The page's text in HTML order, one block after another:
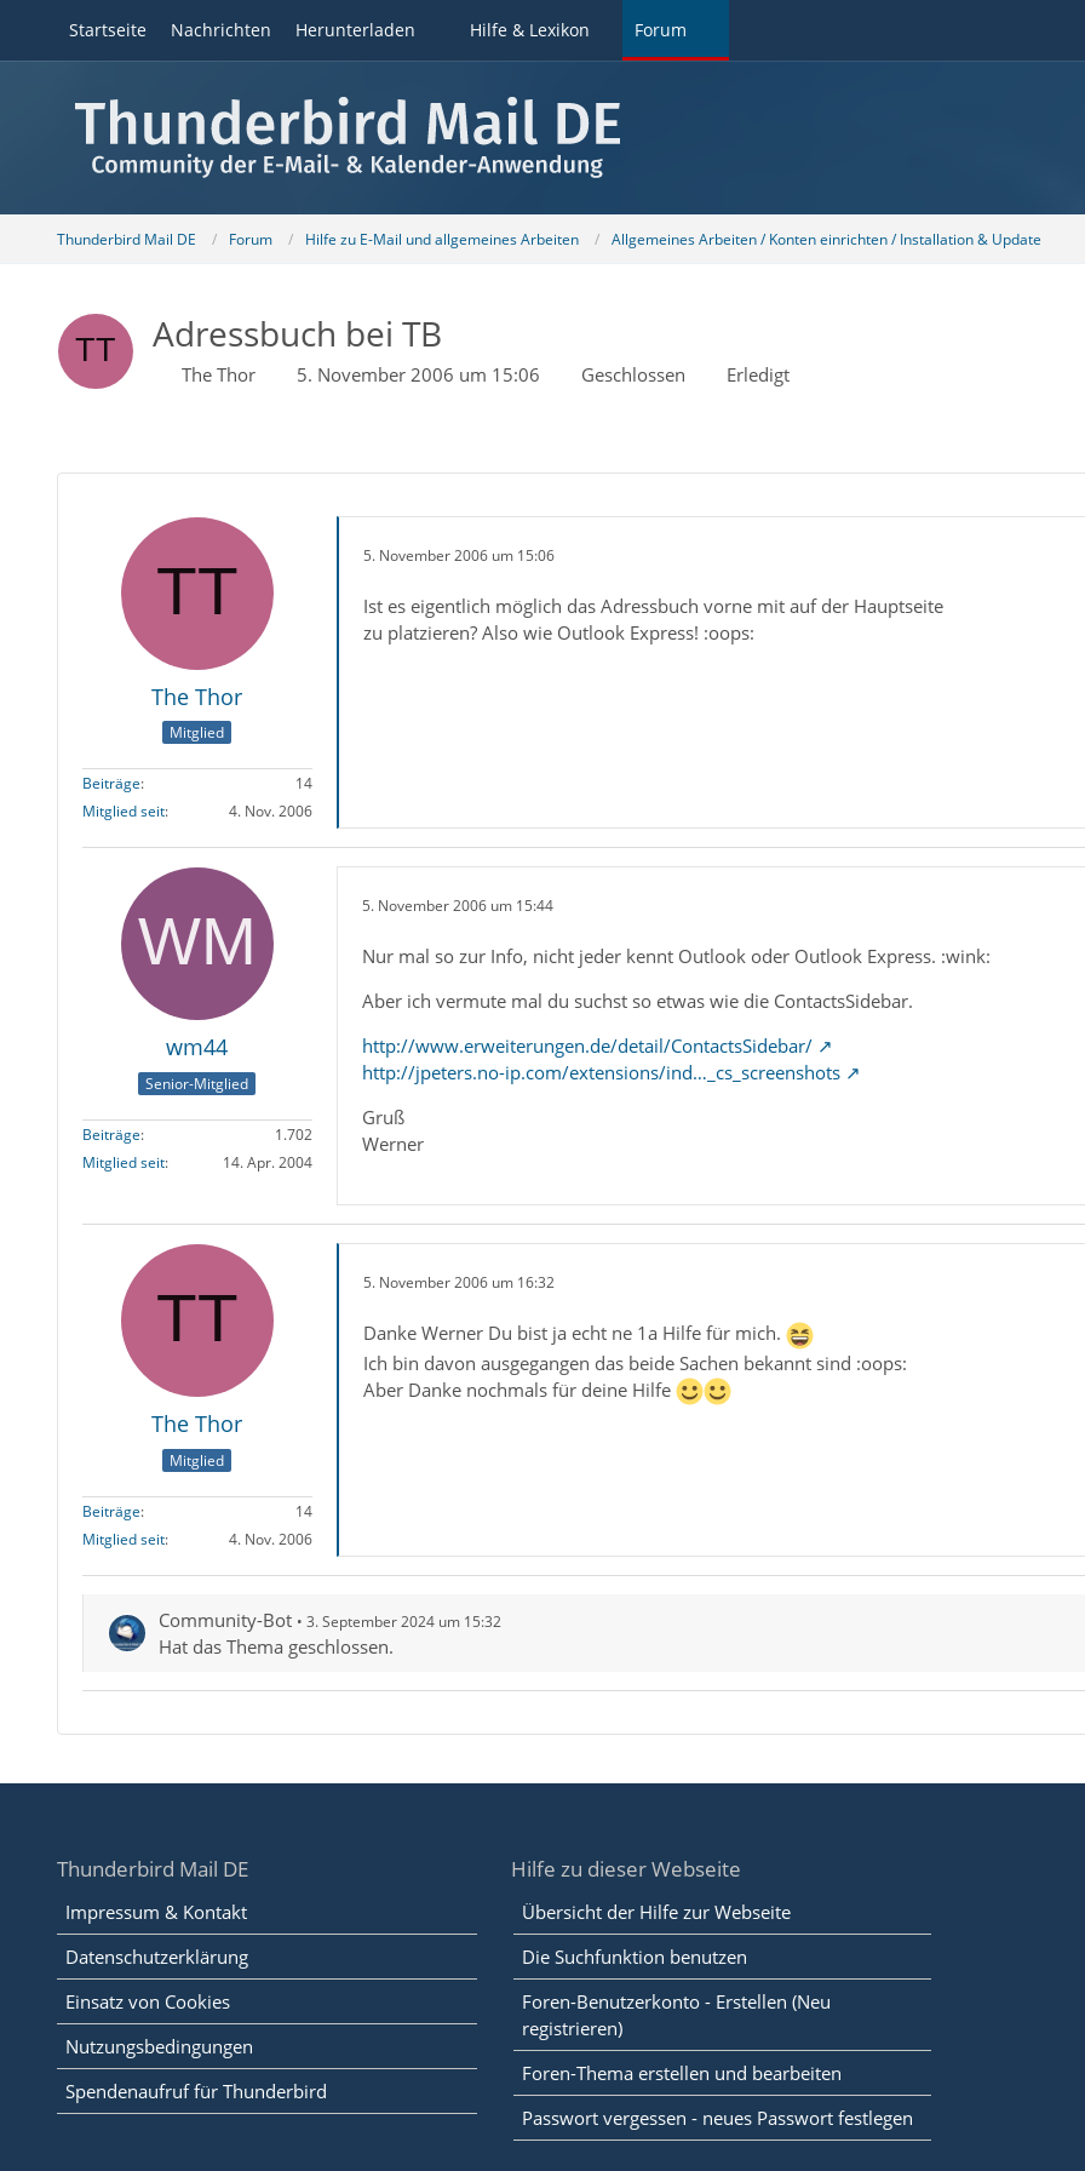
Startseite Nachrichten Herunterladen Hilfe & Lexikon Forum
Thunderbird Mail DE Forum Hilfe zu E-Mail und allgemeines Arbeiten Allgemeines Arbeiten / Konten einrichten / Installation & Update
Adressbuch bei TB
The Thor 5. November 2006 um 15:06 Geschlossen Erledigt
The Thor
Mitglied
Beiträge
14
Mitglied seit
4. Nov. 2006
5. November 2006 um 15:06
Ist es eigentlich möglich das Adressbuch vorne mit auf der Hauptseite
zu platzieren? Also wie Outlook Express! :oops:
wm44
Senior-Mitglied
Beiträge
1.702
Mitglied seit
14. Apr. 2004
5. November 2006 um 15:44
Nur mal so zur Info, nicht jeder kennt Outlook oder Outlook Express. :wink:
Aber ich vermute mal du suchst so etwas wie die ContactsSidebar.
http://www.erweiterungen.de/detail/ContactsSidebar/
http://jpeters.no-ip.com/extensions/ind…_cs_screenshots
Gruß
Werner
The Thor
Mitglied
Beiträge
14
Mitglied seit
4. Nov. 2006
5. November 2006 um 16:32
Danke Werner Du bist ja echt ne 1a Hilfe für mich.
Ich bin davon ausgegangen das beide Sachen bekannt sind :oops:
Aber Danke nochmals für deine Hilfe
Community-Bot 3. September 2024 um 15:32
Hat das Thema geschlossen.
Thunderbird Mail DE
Impressum & Kontakt
Datenschutzerklärung
Einsatz von Cookies
Nutzungsbedingungen
Spendenaufruf für Thunderbird
Hilfe zu dieser Webseite
Übersicht der Hilfe zur Webseite
Die Suchfunktion benutzen
Foren-Benutzerkonto - Erstellen (Neu
registrieren)
Foren-Thema erstellen und bearbeiten
Passwort vergessen - neues Passwort festlegen